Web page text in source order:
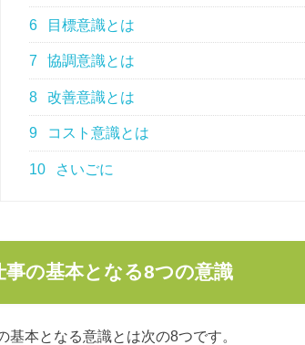
6 目標意識とは
7 協調意識とは
8 改善意識とは
9 コスト意識とは
10 さいごに
事の基本となる8つの意識
基本となる意識とは次の8つです。